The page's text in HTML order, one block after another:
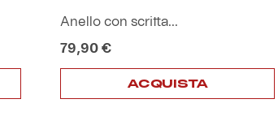
Anello con scritta...
79,90 €
ACQUISTA